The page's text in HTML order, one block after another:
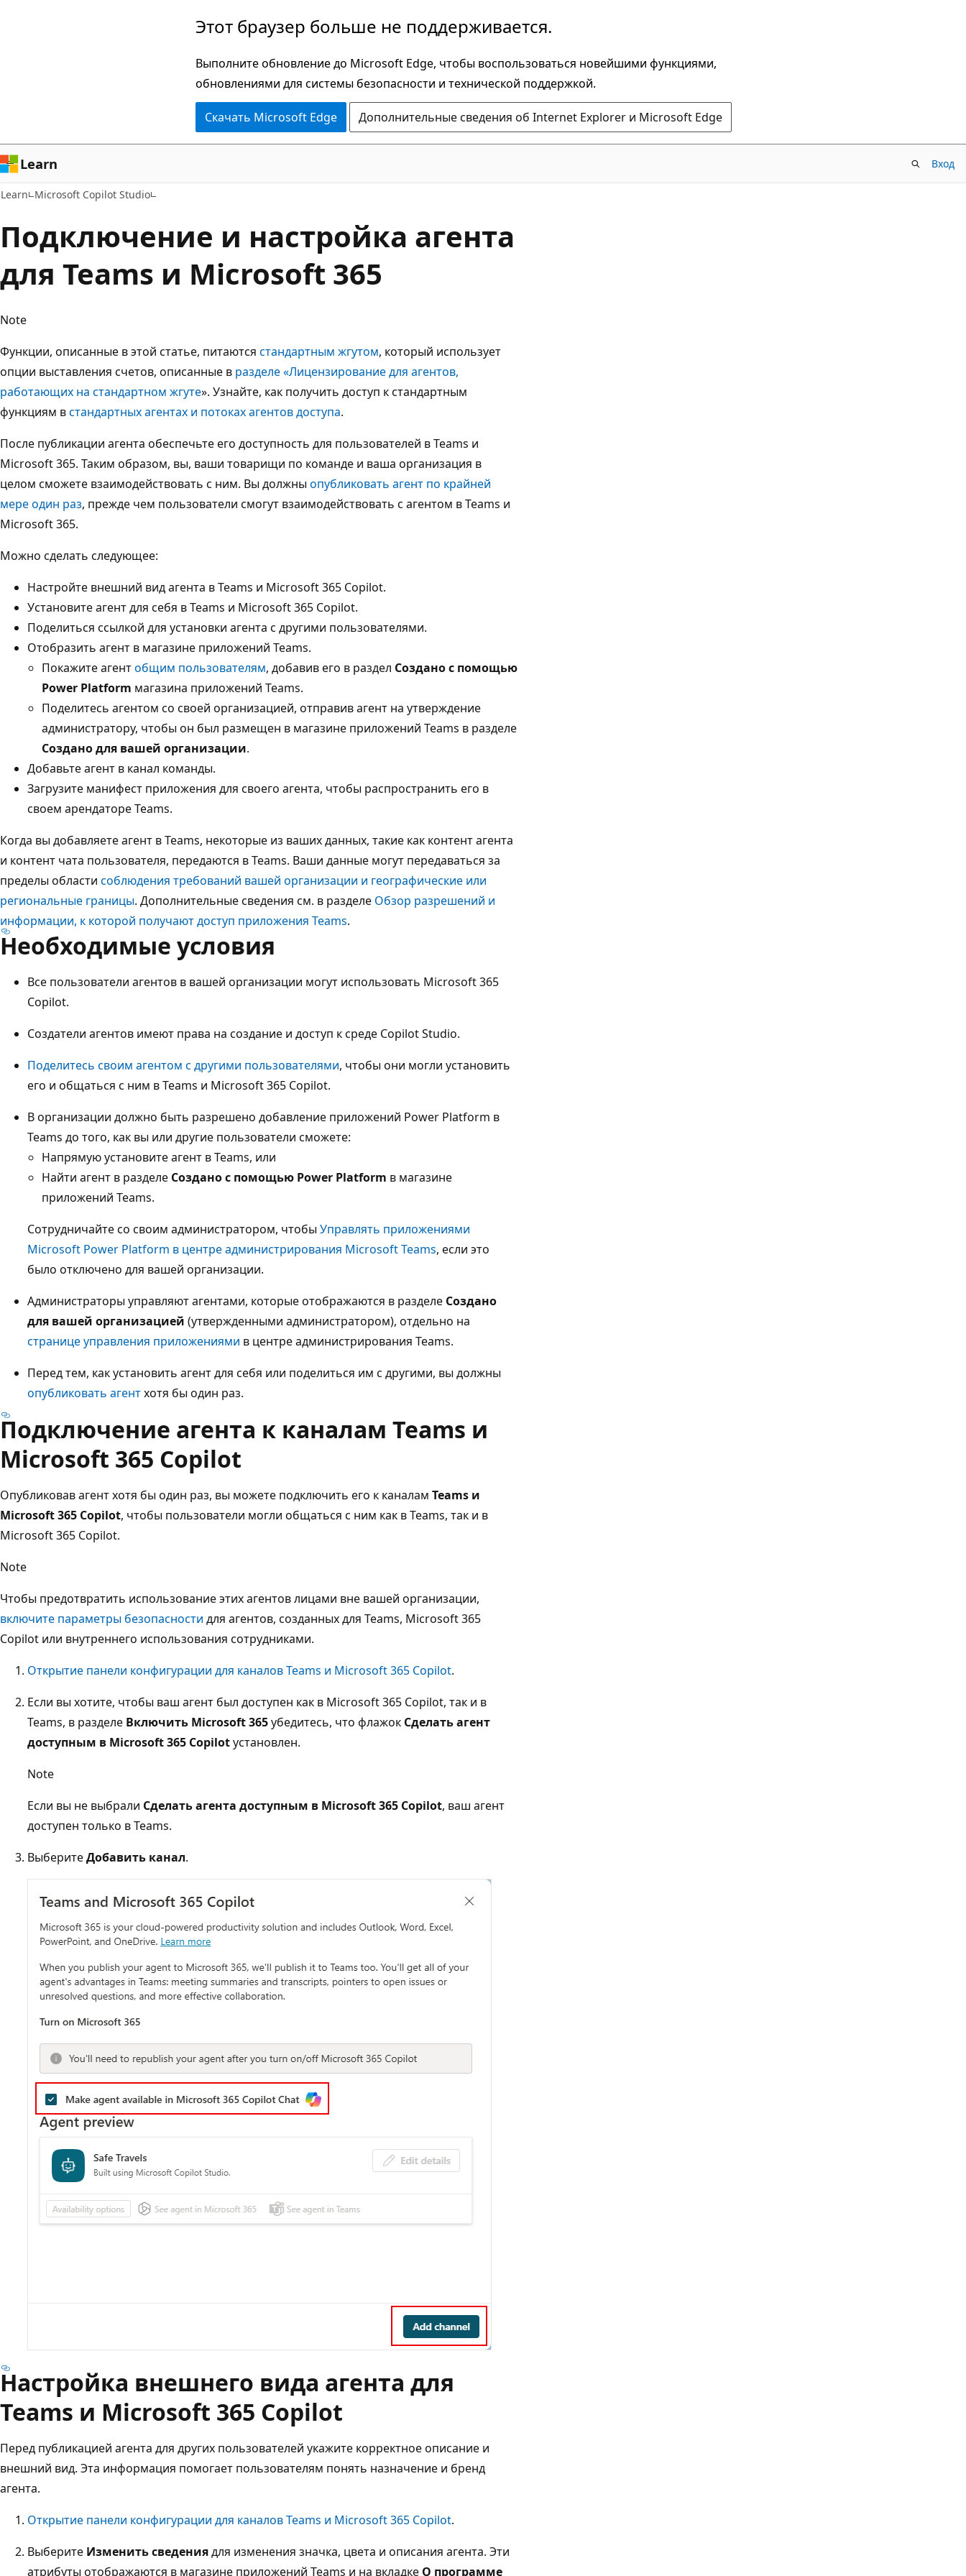
Этот браузер больше не поддерживается.
Выполните обновление до Microsoft Edge, чтобы воспользоваться новейшими функциями,
обновлениями для системы безопасности и технической поддержкой.
Скачать Microsoft Edge Дополнительные сведения об Internet Explorer и Microsoft Edge
Learn Вход
Learn Microsoft Copilot Studio
Подключение и настройка агента
для Teams и Microsoft 365
Note
Функции, описанные в этой статье, питаются стандартным жгутом, который использует
опции выставления счетов, описанные в разделе «Лицензирование для агентов,
работающих на стандартном жгуте». Узнайте, как получить доступ к стандартным
функциям встандартных агентах и потоках агентов доступа.
После публикации агента обеспечьте его доступность для пользователей в Teams и
Microsoft 365. Таким образом, вы, ваши товарищи по команде и ваша организация в
целом сможете взаимодействовать с ним. Вы должны опубликовать агент по крайней
мере один раз, прежде чем пользователи смогут взаимодействовать с агентом в Teams и
Microsoft 365.
Можно сделать следующее:
Настройте внешний вид агента в Teams и Microsoft 365 Copilot.
Установите агент для себя в Teams и Microsoft 365 Copilot.
Поделиться ссылкой для установки агента с другими пользователями.
Отобразить агент в магазине приложений Teams.
Покажите агентобщим пользователям, добавив его в раздел Создано с помощью
Power Platform магазина приложений Teams.
Поделитесь агентом со своей организацией, отправив агент на утверждение
администратору, чтобы он был размещен в магазине приложений Teams в разделе
Создано для вашей организации.
Добавьте агент в канал команды.
Загрузите манифест приложения для своего агента, чтобы распространить его в
своем арендаторе Teams.
Когда вы добавляете агент в Teams, некоторые из ваших данных, такие как контент агента
и контент чата пользователя, передаются в Teams. Ваши данные могут передаваться за
пределы области соблюдения требований вашей организации и географические или
региональные границы. Дополнительные сведения см. в разделе Обзор разрешений и
информации, к которой получают доступ приложения Teams.
Необходимые условия
Все пользователи агентов в вашей организации могут использовать Microsoft 365
Copilot.
Создатели агентов имеют права на создание и доступ к среде Copilot Studio.
Поделитесь своим агентом с другими пользователями, чтобы они могли установить
его и общаться с ним в Teams и Microsoft 365 Copilot.
В организации должно быть разрешено добавление приложений Power Platform в
Teams до того, как вы или другие пользователи сможете:
Напрямую установите агент в Teams, или
Найти агент в разделе Создано с помощью Power Platform в магазине
приложений Teams.
Сотрудничайте со своим администратором, чтобы Управлять приложениями
Microsoft Power Platform в центре администрирования Microsoft Teams, если это
было отключено для вашей организации.
Администраторы управляют агентами, которые отображаются в разделе Создано
для вашей организацией (утвержденными администратором), отдельно на
странице управления приложениями в центре администрирования Teams.
Перед тем, как установить агент для себя или поделиться им с другими, вы должны
опубликовать агентхотя бы один раз.
Подключение агента к каналам Teams и
Microsoft 365 Copilot
Опубликовав агент хотя бы один раз, вы можете подключить его к каналам Teams и
Microsoft 365 Copilot, чтобы пользователи могли общаться с ним как в Teams, так и в
Microsoft 365 Copilot.
Note
Чтобы предотвратить использование этих агентов лицами вне вашей организации,
включите параметры безопасности для агентов, созданных для Teams, Microsoft 365
Copilot или внутреннего использования сотрудниками.
Открытие панели конфигурации для каналов Teams и Microsoft 365 Copilot.
Если вы хотите, чтобы ваш агент был доступен как в Microsoft 365 Copilot, так и в
Teams, в разделе Включить Microsoft 365убедитесь, что флажок Сделать агент
доступным в Microsoft 365 Copilotустановлен.
Note
Если вы не выбрали Сделать агента доступным в Microsoft 365 Copilot, ваш агент
доступен только в Teams.
ВыберитеДобавить канал.
Настройка внешнего вида агента для
Teams и Microsoft 365 Copilot
Перед публикацией агента для других пользователей укажите корректное описание и
внешний вид. Эта информация помогает пользователям понять назначение и бренд
агента.
Открытие панели конфигурации для каналов Teams и Microsoft 365 Copilot.
Выберите Изменить сведениядля изменения значка, цвета и описания агента. Эти
атрибуты отображаются в магазине приложений Teams и на вкладке О программе